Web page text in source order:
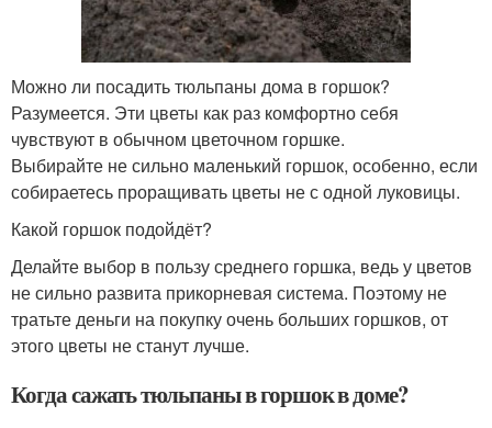
Можно ли посадить тюльпаны дома в горшок?
Разумеется. Эти цветы как раз комфортно себя
чувствуют в обычном цветочном горшке.
Выбирайте не сильно маленький горшок, особенно, если
собираетесь проращивать цветы не с одной луковицы.
Какой горшок подойдёт?
Делайте выбор в пользу среднего горшка, ведь у цветов
не сильно развита прикорневая система. Поэтому не
тратьте деньги на покупку очень больших горшков, от
этого цветы не станут лучше.
Когда сажать тюльпаны в горшок в доме?